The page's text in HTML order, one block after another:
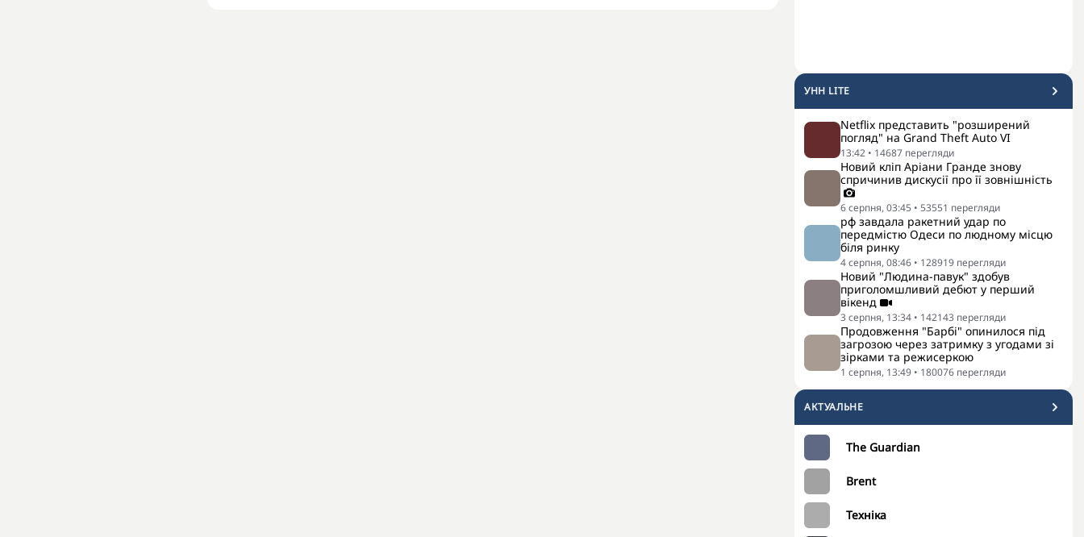
УНН LITE
Netflix представить "розширений
погляд" на Grand Theft Auto VI
13:42 • 14687 перегляди
Новий кліп Аріани Гранде знову
спричинив дискусії про її зовнішність
6 серпня, 03:45 • 53551 перегляди
рф завдала ракетний удар по
передмістю Одеси по людному місцю
біля ринку
4 серпня, 08:46 • 128919 перегляди
Новий "Людина-павук" здобув
приголомшливий дебют у перший
вікенд
3 серпня, 13:34 • 142143 перегляди
Продовження "Барбі" опинилося під
загрозою через затримку з угодами зі
зірками та режисеркою
1 серпня, 13:49 • 180076 перегляди
АКТУАЛЬНЕ
The Guardian
Brent
Техніка